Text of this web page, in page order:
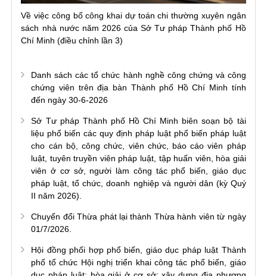
Về việc công bố công khai dự toán chi thường xuyên ngân
sách nhà nước năm 2026 của Sở Tư pháp Thành phố Hồ
Chí Minh (điều chỉnh lần 3)
Danh sách các tổ chức hành nghề công chứng và công
chứng viên trên địa bàn Thành phố Hồ Chí Minh tính
đến ngày 30-6-2026
Sở Tư pháp Thành phố Hồ Chí Minh biên soạn bộ tài
liệu phổ biến các quy định pháp luật phổ biến pháp luật
cho cán bộ, công chức, viên chức, báo cáo viên pháp
luật, tuyên truyền viên pháp luật, tập huấn viên, hòa giải
viên ở cơ sở, người làm công tác phổ biến, giáo dục
pháp luật, tổ chức, doanh nghiệp và người dân (kỳ Quý
II năm 2026).
Chuyển đổi Thừa phát lại thành Thừa hành viên từ ngày
01/7/2026.
Hội đồng phối hợp phổ biến, giáo dục pháp luật Thành
phố tổ chức Hội nghị triển khai công tác phổ biến, giáo